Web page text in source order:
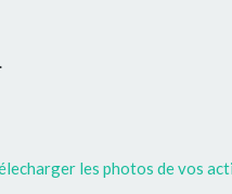
les photos de vos